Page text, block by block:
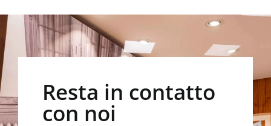
Resta in contatto
con noi